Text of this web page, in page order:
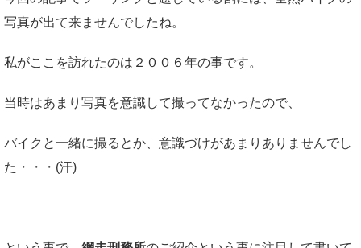
写真が出て来ませんでしたね。
私がここを訪れたのは２００６年の事です。
当時はあまり写真を意識して撮ってなかったので、
バイクと一緒に撮るとか、意識づけがあまりありませんでし
た・・・(汗)